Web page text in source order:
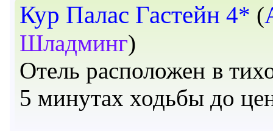
Кур Палас Гастейн 4* (
Шладминг)
Отель расположен в
5 минутах ходьбы до